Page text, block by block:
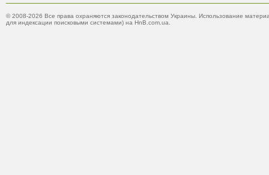
© 2008-2026 Все права охраняются законодательством Украины. Использование
для индексации поисковыми системами) на HnB.com.ua.